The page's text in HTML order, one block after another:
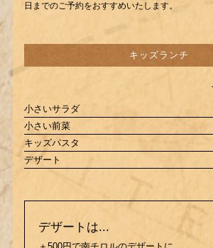
日までのご予約をおすすめいたします。
キッズランチ
小さいサラダ
小さい前菜
キッズパスタ
デザート
デザートは...